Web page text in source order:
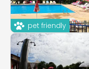
pet friendly